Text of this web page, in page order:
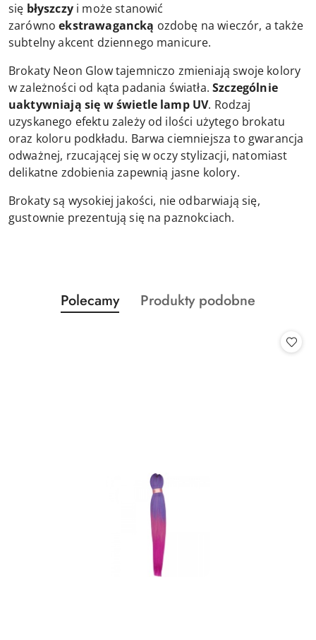
się błyszczyi może stanowić
zarównoekstrawagancką ozdobę na wieczór, a także
subtelny akcent dziennego manicure.
Brokaty Neon Glow tajemniczo zmieniają swoje kolory
w zależności od kąta padania światła.Szczególnie
uaktywniają się w świetle lamp UV. Rodzaj
uzyskanego efektu zależy od ilości użytego brokatu
oraz koloru podkładu. Barwa ciemniejsza to gwarancja
odważnej, rzucającej się w oczy stylizacji, natomiast
delikatne zdobienia zapewnią jasne kolory.
Brokaty są wysokiej jakości, nie odbarwiają się,
gustownie prezentują się na paznokciach.
Pomiń karuzelę produktów
Produkty
o
Polecamy
Produkty
Produkty podobne